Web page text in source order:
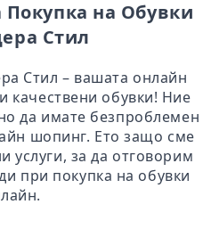
на Обувки
Стил
Стил – вашата онлайн
качествени обувки! Ние
да имате безпроблемен
шопинг. Ето защо сме
услуги, за да отговорим
при покупка на обувки